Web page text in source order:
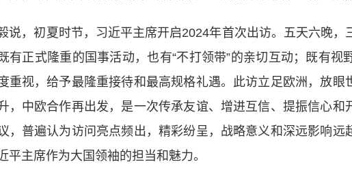
，初夏时节，习近平主席开启2024年首次出访。五天六晚，
有正式隆重的国事活动，也有“不打领带”的亲切互动；既有
重视，给予最隆重接待和最高规格礼遇。此访立足欧洲，放
，中欧合作再出发，是一次传承友谊、增进互信、提振信心和
，普遍认为访问亮点频出，精彩纷呈，战略意义和深远影响
平主席作为大国领袖的担当和魅力。